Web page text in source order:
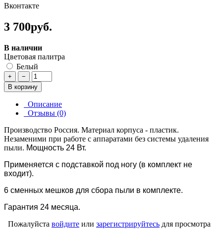
Вконтакте
3 700руб.
В наличии
Цветовая палитра
Белый
+
−
В корзину
Описание
Отзывы (0)
Производство Россия. Материал корпуса - пластик.
Незаменими при работе с аппаратами без системы удаления
пыли. Мощность 24 Вт.
Применяется с подставкой под ногу (в комплект не
входит).
6 сменных мешков для сбора пыли в комплекте.
Гарантия 24 месяца.
Пожалуйста войдите или зарегистрируйтесь для просмотра